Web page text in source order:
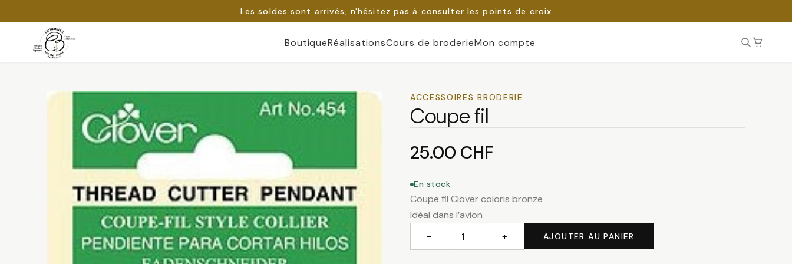
Les soldes sont arrivés, n'hésitez pas à consulter les points de croix
Passer
BoutiqueRéalisationsCours de broderieMon compte
ACCESSOIRES BRODERIE
Coupe fil
25.00 CHF
En stock
Coupe fil Clover coloris bronze
Idéal dans l’avion
− + AJOUTER AU PANIER